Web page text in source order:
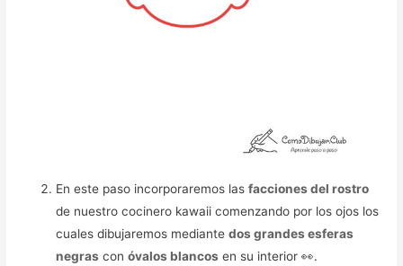
En este paso incorporaremos lasfacciones del rostro
de nuestro cocinero kawaii comenzando por los ojos los
cuales dibujaremos mediantedos grandes esferas
negras conóvalos blancos en su interior 👀.